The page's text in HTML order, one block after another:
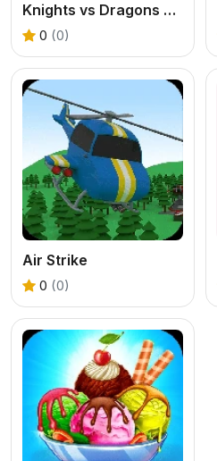
Knights vs Dragons Battle Simulator
0 (0)
Air Strike
0 (0)